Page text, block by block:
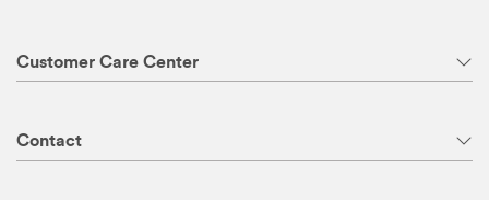
Customer Care Center
Contact